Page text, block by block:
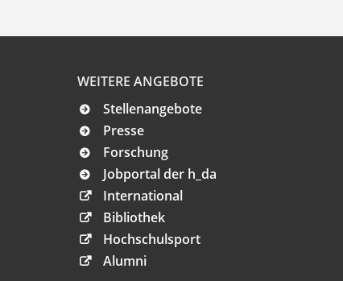
WEITERE ANGEBOTE
Stellenangebote
Presse
Forschung
Jobportal der h_da
International
Bibliothek
Hochschulsport
Alumni